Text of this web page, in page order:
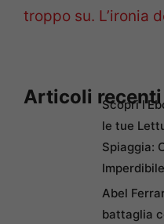
troppo su. L’ironia
Articoli recenti
Scopri
le tue
Spiaggia:
Abel
battaglia